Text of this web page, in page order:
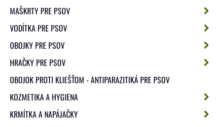
MAŠKRTY PRE PSOV
VODÍTKA PRE PSOV
OBOJKY PRE PSOV
HRAČKY PRE PSOV
OBOJOK PROTI KLIEŠŤOM - ANTIPARAZITIKÁ PRE PSOV
KOZMETIKA A HYGIENA
KRMÍTKA A NAPÁJAČKY